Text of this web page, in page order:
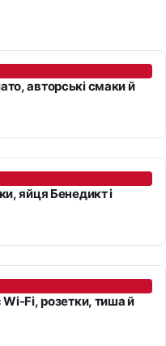
авторські смаки й
яйця Бенедикт і
Wi-Fi, розетки, тиша й